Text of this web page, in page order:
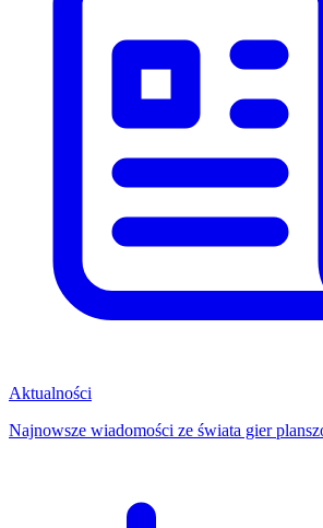
Aktualności
Najnowsze wiadomości ze świata gier